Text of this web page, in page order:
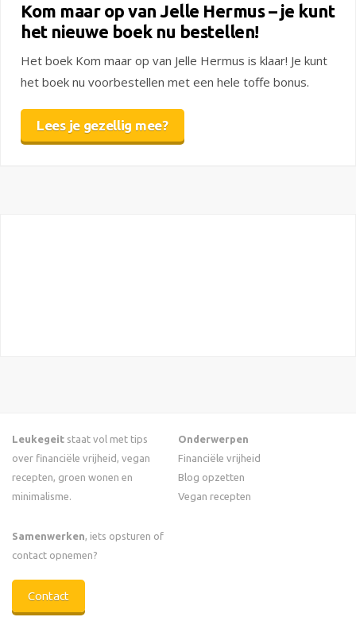
Kom maar op van Jelle Hermus – je kunt
het nieuwe boek nu bestellen!
Het boek Kom maar op van Jelle Hermus is klaar! Je kunt
het boek nu voorbestellen met een hele toffe bonus.
Lees je gezellig mee?
Leukegeit staat vol met tips
over financiële vrijheid, vegan
recepten, groen wonen en
minimalisme.
Samenwerken, iets opsturen of
contact opnemen?
Contact
Onderwerpen
Financiële vrijheid
Blog opzetten
Vegan recepten